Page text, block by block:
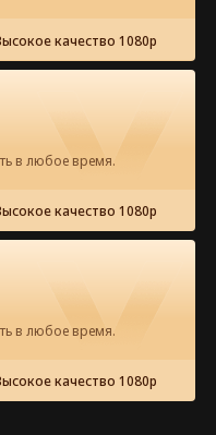
он мой муж
Все эпизоды
качество 1080p
в любое время.
качество 1080p
в любое время.
качество 1080p